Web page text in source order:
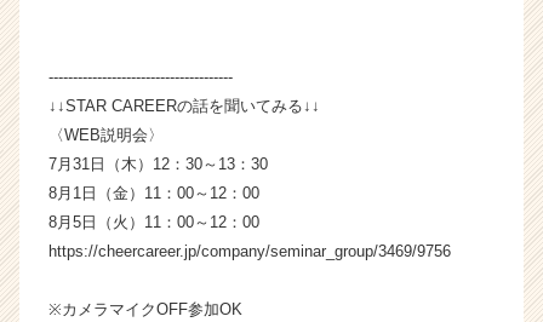
--------------------------------------
↓↓STAR CAREERの話を聞いてみる↓↓
〈WEB説明会〉
7月31日（木）12：30～13：30
8月1日（金）11：00～12：00
8月5日（火）11：00～12：00
https://cheercareer.jp/company/seminar_group/3469/9756
※カメラマイクOFF参加OK